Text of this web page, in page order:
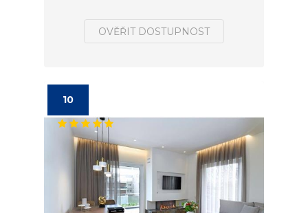
OVĚŘIT DOSTUPNOST
10